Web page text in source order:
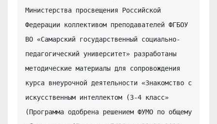
Министерства просвещения Российской
Федерации коллективом преподавателей ФГБОУ
ВО «Самарский государственный социально-
педагогический университет» разработаны
методические материалы для сопровождения
курса внеурочной деятельности «Знакомство с
искусственным интеллектом (3-4 класс»
(Программа одобрена решением ФУМО по общему